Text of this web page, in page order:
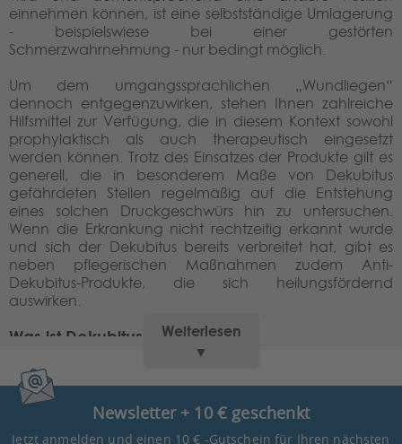
Weiterlesen
▼
einnehmen können, ist eine selbstständige Umlagerung
- beispielswiese bei einer gestörten
Schmerzwahrnehmung - nur bedingt möglich.
Um dem umgangssprachlichen „Wundliegen“
dennoch entgegenzuwirken, stehen Ihnen zahlreiche
Hilfsmittel zur Verfügung, die in diesem Kontext sowohl
prophylaktisch als auch therapeutisch eingesetzt
werden können. Trotz des Einsatzes der Produkte gilt es
generell, die in besonderem Maße von Dekubitus
gefährdeten Stellen regelmäßig auf die Entstehung
eines solchen Druckgeschwürs hin zu untersuchen.
Wenn die Erkrankung nicht rechtzeitig erkannt wurde
und sich der Dekubitus bereits verbreitet hat, gibt es
neben pflegerischen Maßnahmen zudem Anti-
Dekubitus-Produkte, die sich heilungsfördernd
auswirken.
Was ist Dekubitus?
Bei Dekubitus handelt es sich um ein Druckgeschwür,
das beispielsweise durch ein lang anhaltendes
Verharren in der gleichen Position entstehen kann.
Dabei wirkt sich die beständige Druckbelastung durch
das eigene Körpergewicht auf die Blutzufuhr der
Newsletter + 10 € geschenkt
Jetzt anmelden und einen 10 € -Gutschein für Ihren nächsten